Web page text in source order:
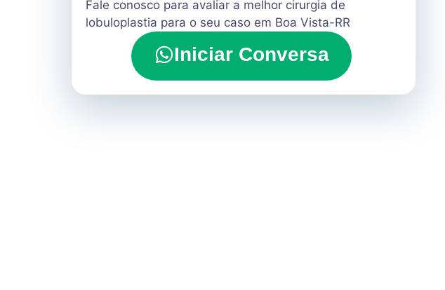
Fale conosco para avaliar a melhor cirurgia de
lobuloplastia para o seu caso em Boa Vista-RR
Iniciar Conversa